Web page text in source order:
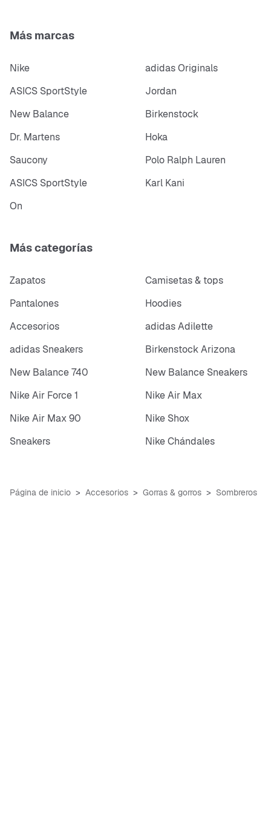
Más marcas
Nike
adidas Originals
ASICS SportStyle
Jordan
New Balance
Birkenstock
Dr. Martens
Hoka
Saucony
Polo Ralph Lauren
ASICS SportStyle
Karl Kani
On
Más categorías
Zapatos
Camisetas & tops
Pantalones
Hoodies
Accesorios
adidas Adilette
adidas Sneakers
Birkenstock Arizona
New Balance 740
New Balance Sneakers
Nike Air Force 1
Nike Air Max
Nike Air Max 90
Nike Shox
Sneakers
Nike Chándales
Página de inicio Accesorios Gorras & gorros Sombreros